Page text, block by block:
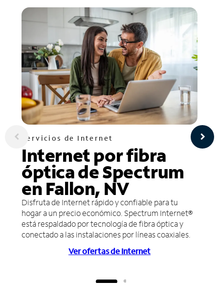
Servicios de Internet
Internet por fibra
óptica de Spectrum
en Fallon, NV
Disfruta de Internet rápido y confiable para tu
hogar a un precio económico. Spectrum Internet®
está respaldado por tecnología de fibra óptica y
conectado a las instalaciones por líneas coaxiales.
Ver ofertas de Internet